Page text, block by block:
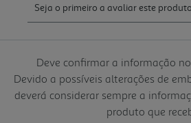
Deve confirmar a informação
Devido a possíveis alterações de
deverá considerar sempre a
produto que